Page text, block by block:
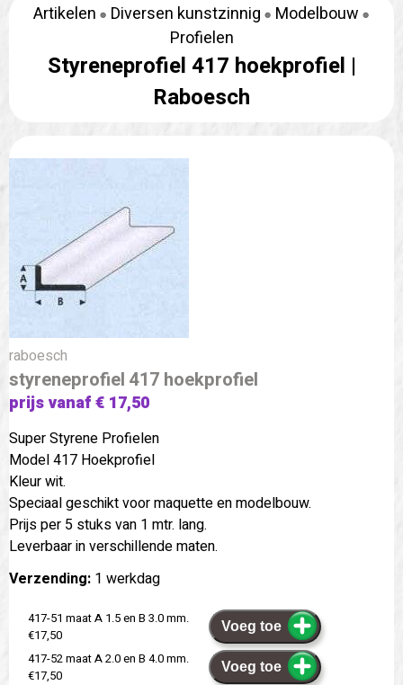
Artikelen Diversen kunstzinnig
Modelbouw
Profielen
Styreneprofiel 417 hoekprofiel |
Raboesch
raboesch
styreneprofiel 417 hoekprofiel
prijs vanaf € 17,50
Super Styrene Profielen
Model 417 Hoekprofiel
Kleur wit.
Speciaal geschikt voor maquette en modelbouw.
Prijs per 5 stuks van 1 mtr. lang.
Leverbaar in verschillende maten.
Verzending: 1 werkdag
417-51 maat A 1.5 en B 3.0 mm.
€17,50
Voeg toe
417-52 maat A 2.0 en B 4.0 mm.
€17,50
Voeg toe